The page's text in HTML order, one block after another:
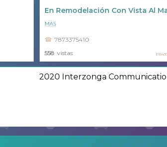
En Remodelación Con Vista Al
7873375410
MAS
558 vistas
2020 Interzonga